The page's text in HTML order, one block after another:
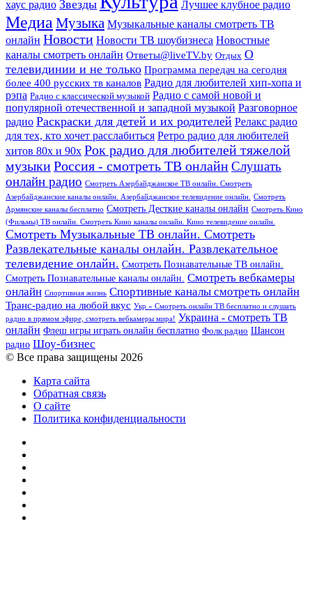
хаус радио Звезды Лучшее клубное радио
Медиа Музыка Музыкальные каналы смотреть ТВ
онлайн Новости Новости ТВ шоубизнеса Новостные
каналы смотреть онлайн Ответы@liveTV.by Отдых О
телевидинии и не только Программа передач на сегодня
более 400 русских тв каналов Радио для любителей хип-хопа и
рэпа Радио с классической музыкой Радио с самой новой и
популярной отечественной и западной музыкой Разговорное
радио Раскраски для детей и их родителей Релакс радио
для тех, кто хочет расслабиться Ретро радио для любителей
хитов 80х и 90х Рок радио для любителей тяжелой
музыкиРоссия - смотреть ТВ онлайнСлушать
онлайн радио Смотреть Азербайджанское ТВ онлайн. Смотреть
Азербайджанские каналы онлайн. Азербайджанское телевидение онлайн.
Смотреть
Армянские каналы бесплатно Смотреть Десткие каналы онлайн Смотреть Кино
(Фильмы) ТВ онлайн. Смотреть Кино каналы онлайн. Кино телевидение онлайн.
Смотреть Музыкальные ТВ онлайн. Смотреть
Развлекательные каналы онлайн. Развлекательное
телевидение онлайн. Смотреть Познавательные ТВ онлайн.
Смотреть Познавательные каналы онлайн. Смотреть вебкамеры
онлайн Спортивная жизнь Спортивные каналы смотреть онлайн
Транс-радио на любой вкус Укр » Смотреть онлайн ТВ бесплатно и слушать
радио в прямом эфире, смотреть вебкамеры мира! Украина - смотреть ТВ
онлайн Флеш игры играть онлайн бесплатно Фолк радио Шансон
радио Шоу-бизнес
© Все права защищены 2026
Карта сайта
Обратная связь
О сайте
Политика конфиденциальности